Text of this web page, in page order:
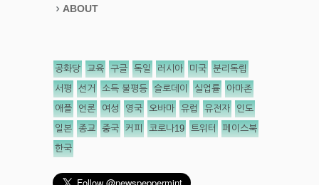
ABOUT
공화당 교육 구글 독일 러시아 미국 분리독립
서평 선거 소득 불평등 슬로데이 실업률 아마존
애플 언론 여성 영국 오바마 유럽 유전자 인도
일본 종교 중국 커피 코로나19 트위터 페이스북
한국